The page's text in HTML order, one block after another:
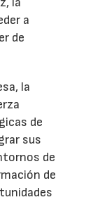
a
de
la
de
sus
de
de